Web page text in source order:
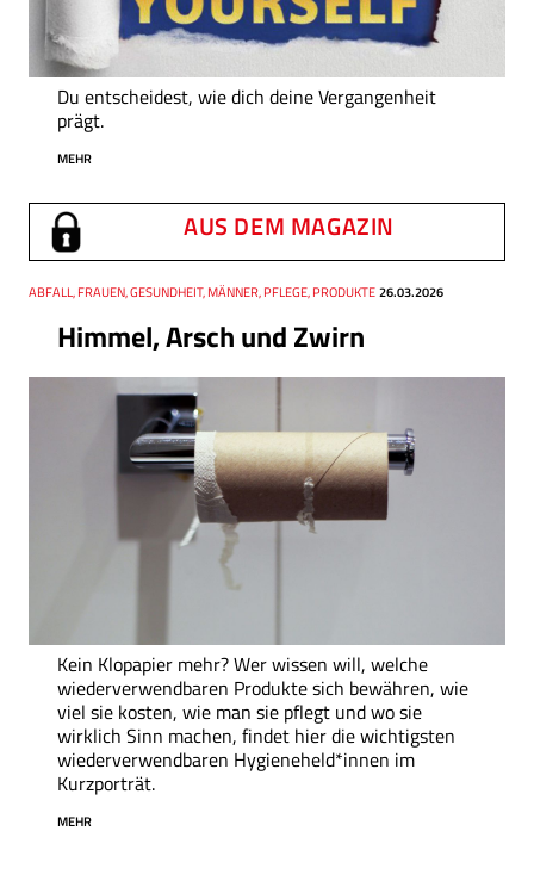
Du entscheidest, wie dich deine Vergangenheit
prägt.
MEHR
AUS DEM MAGAZIN
Himmel, Arsch und Zwirn
Thema
ABFALL, FRAUEN, GESUNDHEIT, MÄNNER, PFLEGE, PRODUKTE
Datum 26.03.2026
Kein Klopapier mehr? Wer wissen will, welche
wiederverwendbaren Produkte sich bewähren, wie
viel sie kosten, wie man sie pflegt und wo sie
wirklich Sinn machen, findet hier die wichtigsten
wiederverwendbaren Hygieneheld*innen im
Kurzporträt.
MEHR